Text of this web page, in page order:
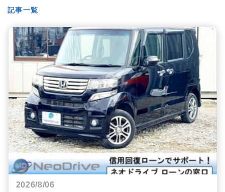
記事一覧
2026/8/06